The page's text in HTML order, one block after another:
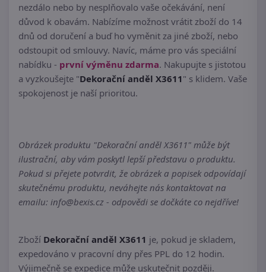
nezdálo nebo by nesplňovalo vaše očekávání, není
důvod k obavám. Nabízíme možnost vrátit zboží do 14
dnů od doručení a buď ho vyměnit za jiné zboží, nebo
odstoupit od smlouvy. Navíc, máme pro vás speciální
nabídku - první výměnu zdarma. Nakupujte s jistotou
a vyzkoušejte "Dekorační anděl X3611 " s klidem. Vaše
spokojenost je naší prioritou.
Obrázek produktu "Dekorační anděl X3611" může být
ilustrační, aby vám poskytl lepší představu o produktu.
Pokud si přejete potvrdit, že obrázek a popisek odpovídají
skutečnému produktu, neváhejte nás kontaktovat na
emailu: info@bexis.cz - odpovědi se dočkáte co nejdříve!
Zboží Dekorační anděl X3611 je, pokud je skladem,
expedováno v pracovní dny přes PPL do 12 hodin.
Výjimečně se expedice může uskutečnit později.